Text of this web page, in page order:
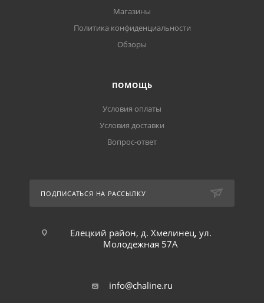
Магазины
Политика конфиденциальности
Обзоры
ПОМОЩЬ
Условия оплаты
Условия доставки
Вопрос-ответ
ПОДПИСАТЬСЯ НА РАССЫЛКУ
Елецкий район, д. Хмелинец, ул.
Молодежная 57А
info@chaline.ru